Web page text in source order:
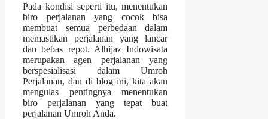
Pada kondisi seperti itu, menentukan
biro perjalanan yang cocok bisa
membuat semua perbedaan dalam
memastikan perjalanan yang lancar
dan bebas repot. Alhijaz Indowisata
merupakan agen perjalanan yang
berspesialisasi dalam Umroh
Perjalanan, dan di blog ini, kita akan
mengulas pentingnya menentukan
biro perjalanan yang tepat buat
perjalanan Umroh Anda.